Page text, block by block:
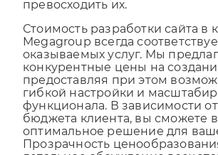
Megagroup всегда
оказываемых услуг. Мы
конкурентные цены на
предоставляя при этом
гибкой настройки и
функционала. В зависимости от
бюджета клиента, вы сможете
оптимальное решение для
Прозрачность
детальное обсуждение всех